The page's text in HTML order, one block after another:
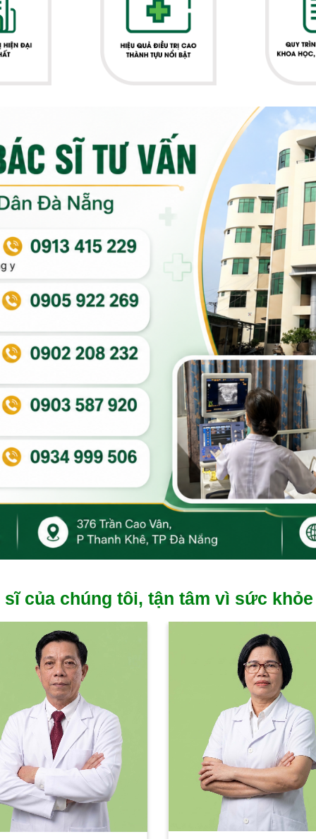
sĩ của chúng tôi, tận tâm vì sức khỏe